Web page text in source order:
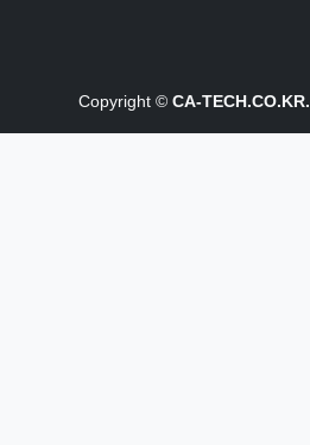
Copyright © CA-TECH.CO.KR.